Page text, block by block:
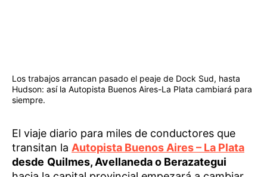
Los trabajos arrancan pasado el peaje de Dock Sud, hasta
Hudson: así la Autopista Buenos Aires-La Plata cambiará para
siempre.
El viaje diario para miles de conductores que
transitan la Autopista Buenos Aires – La Plata
desde Quilmes, Avellaneda o Berazategui